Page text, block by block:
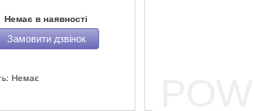
Немає в наявності
Замовити дзвінок
Немає